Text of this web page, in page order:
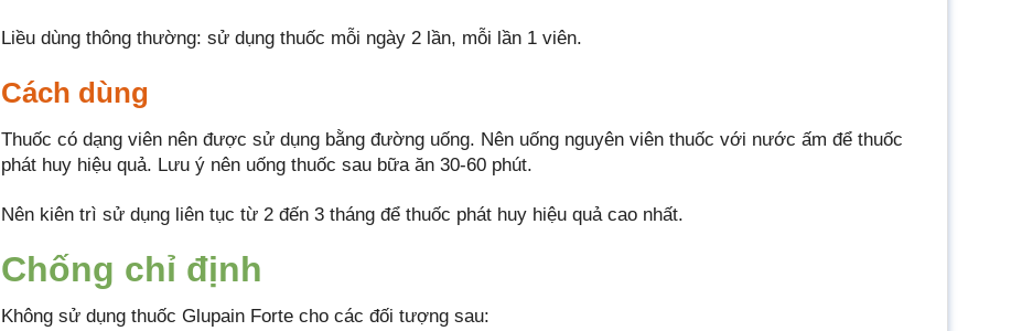
Liều dùng thông thường: sử dụng thuốc mỗi ngày 2 lần, mỗi lần 1 viên.
Cách dùng
Thuốc có dạng viên nên được sử dụng bằng đường uống. Nên uống nguyên viên thuốc với nước ấm để thuốc
phát huy hiệu quả. Lưu ý nên uống thuốc sau bữa ăn 30-60 phút.
Nên kiên trì sử dụng liên tục từ 2 đến 3 tháng để thuốc phát huy hiệu quả cao nhất.
Chống chỉ định
Không sử dụng thuốc Glupain Forte cho các đối tượng sau: